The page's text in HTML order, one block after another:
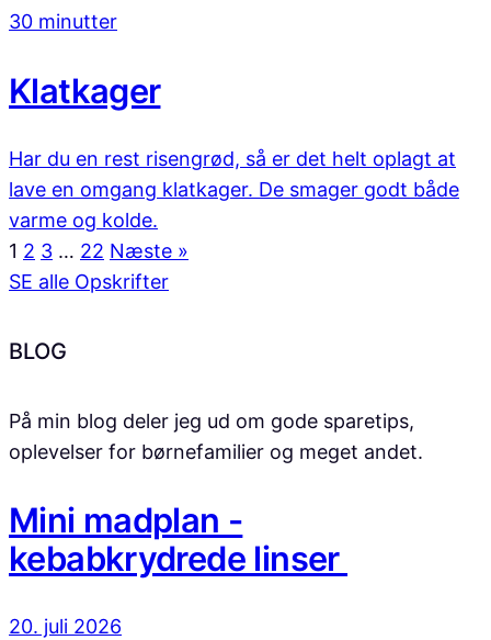
30 minutter
Klatkager
Har du en rest risengrød, så er det helt oplagt at
lave en omgang klatkager. De smager godt både
varme og kolde.
1 2 3 … 22 Næste »
SE alle Opskrifter
BLOG
På min blog deler jeg ud om gode sparetips,
oplevelser for børnefamilier og meget andet.
Mini madplan -
kebabkrydrede linser
20. juli 2026